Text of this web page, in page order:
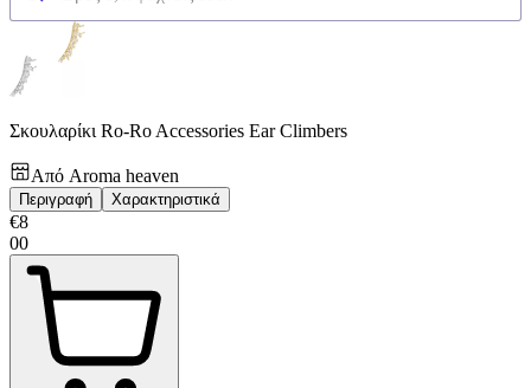
Σκουλαρίκι Ro-Ro Accessories Ear Climbers
Από Aroma heaven
Περιγραφή Χαρακτηριστικά
€8
00